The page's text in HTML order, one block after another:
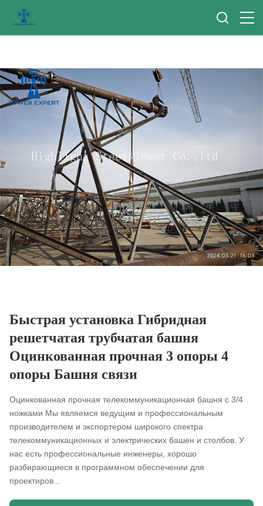
Быстрая установка Гибридная
решетчатая трубчатая башня
Оцинкованная прочная 3 опоры 4
опоры Башня связи
Оцинкованная прочная телекоммуникационная башня с 3/4
ножками Мы являемся ведущим и профессиональным
производителем и экспортером широкого спектра
телекоммуникационных и электрических башен и столбов. У
нас есть профессиональные инженеры, хорошо
разбирающиеся в программном обеспечении для
проектиров...